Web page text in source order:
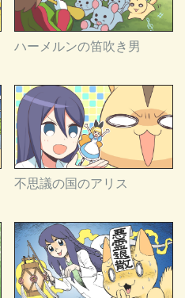
ハーメルンの笛吹き男
不思議の国のアリス